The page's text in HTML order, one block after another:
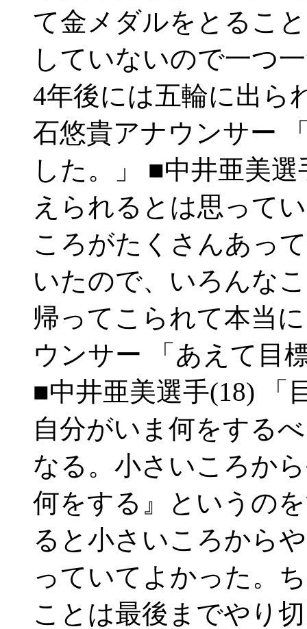
て金メダルをとるこ
していないので一つ
4年後には五輪に出ら
石悠貴アナウンサー
した。」 ■中井亜美
えられるとは思って
ころがたくさんあっ
いたので、いろんな
帰ってこられて本当
ウンサー 「あえて目
■中井亜美選手(18) 「
自分がいま何をする
なる。小さいころか
何をする』というの
ると小さいころから
っていてよかった。
ことは最後までやり